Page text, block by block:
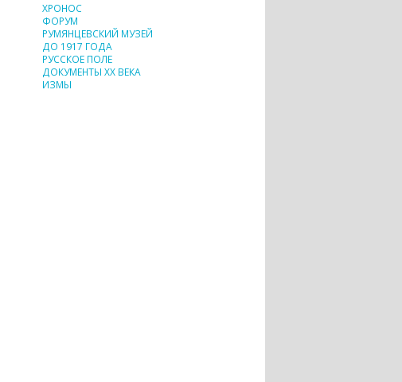
ХРОНОС
ФОРУМ
РУМЯНЦЕВСКИЙ МУЗЕЙ
ДО 1917 ГОДА
РУССКОЕ ПОЛЕ
ДОКУМЕНТЫ XX ВЕКА
ИЗМЫ